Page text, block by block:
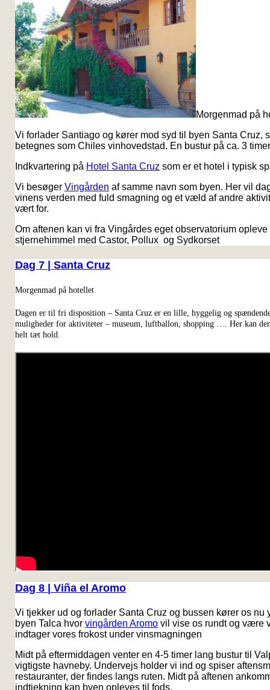
Morgenmad på
Vi forlader Santiago og kører mod syd til byen Santa Cruz,
betegnes som Chiles vinhovedstad. En bustur på ca. 3
Indkvartering på Hotel Santa Cruz som er et hotel i typisk
Vi besøger Vingården af samme navn som byen. Her vil
vinens verden med fuld smagning og et væld af andre
vært for.
Om aftenen kan vi fra Vingårdes eget observatorium
stjernehimmel med Castor, Pollux og Sydkorset
Dag 7 | Santa Cruz
Morgenmad på hotellet
Dagen er til fri disposition – Santa Cruz er en lille, hyggelig og
muligheder for aktiviteter – museum, luftballon, shopping …. Her kan
helt tæt hold.
Dag 8 | Viña el Aromo
Vi tjekker ud og forlader Santa Cruz og bussen kører os nu
byen Talca hvor vingården Aromo vil vise os rundt og være
indtager vores frokost under vinsmagningen
Midt på eftermiddagen venter en 4-5 timer lang bustur til
vigtigste havneby. Undervejs holder vi ind og spiser
restauranter, der findes langs ruten. Midt på aftenen
indtjekning kan byen opleves til fods.